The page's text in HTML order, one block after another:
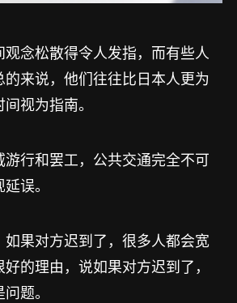
念松散得令人发指，而有些人
来说，他们往往比日本人更为
视为指南。
行和罢工，公共交通完全不可
误。
果对方迟到了，很多人都会宽
的理由，说如果对方迟到了，
题。